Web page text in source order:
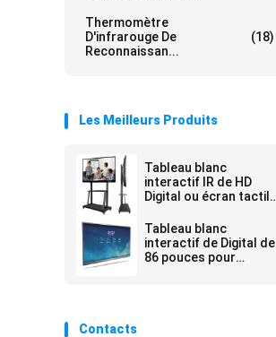
Thermomètre
D'infrarouge De
Reconnaissan...
(18)
Les Meilleurs Produits
Tableau blanc
interactif IR de HD
Digital ou écran tactile
Tableau blanc
interactif de Digital de
86 pouces pour
Contacts